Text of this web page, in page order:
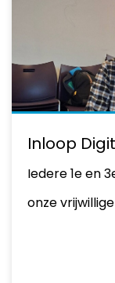
Inloop
Iedere 1e en
onze